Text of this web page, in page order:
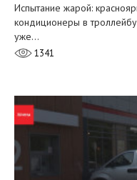
Испытание жарой:
кондиционеры в
уже…
1341